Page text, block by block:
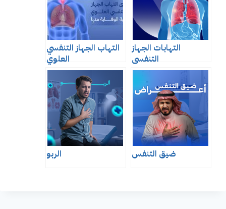
التهابات الجهاز
التنفسي
التهاب الجهاز التنفسي
العلوي
ضيق التنفس الربو